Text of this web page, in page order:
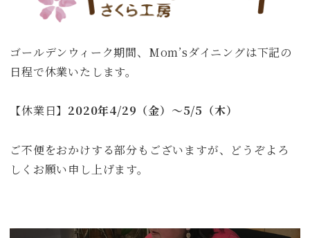
ゴールデンウィーク期間、Mom’sダイニングは下記の
日程で休業いたします。
【休業日】 2020年4/29（金）～5/5（木）
ご不便をおかけする部分もございますが、どうぞよろ
しくお願い申し上げます。